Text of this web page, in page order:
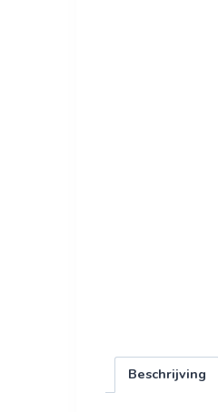
Beschrijving